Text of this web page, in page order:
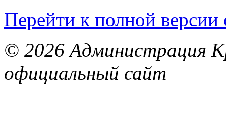
Перейти к полной версии
© 2026 Администрация
официальный сайт